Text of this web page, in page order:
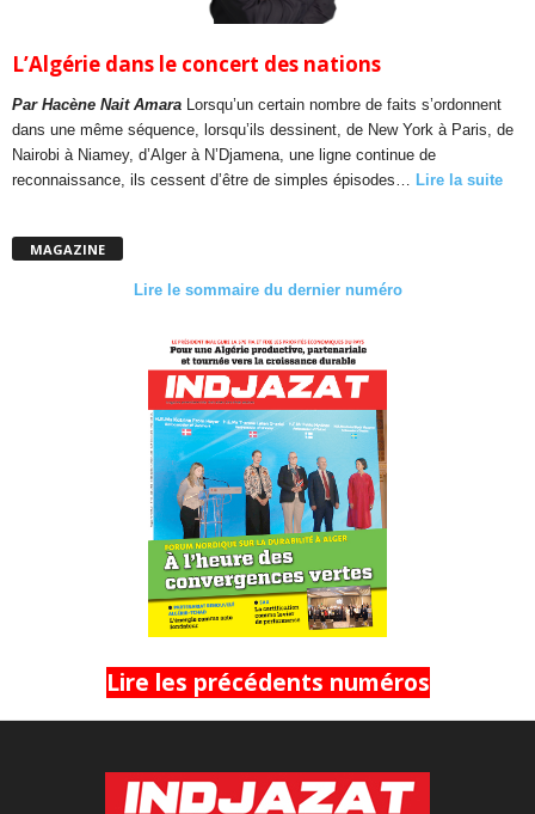
L’Algérie dans le concert des nations
Par Hacène Nait Amara
Lorsqu’un certain nombre de faits s’ordonnent
dans une même séquence, lorsqu’ils dessinent, de New York à Paris, de
Nairobi à Niamey, d’Alger à N’Djamena, une ligne continue de
reconnaissance, ils cessent d’être de simples épisodes…
Lire la suite
MAGAZINE
Lire le sommaire du dernier numéro
Lire les précédents numéros